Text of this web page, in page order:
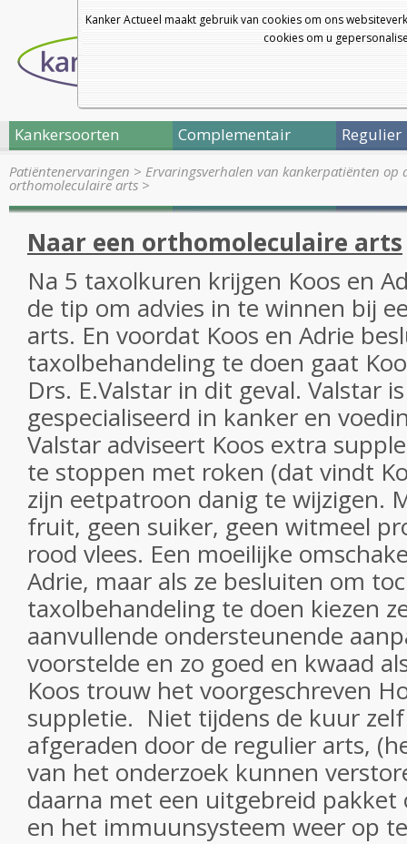
Kanker Actueel maakt gebruik van cookies om ons
cookies om u
Kankersoorten Complementair Regulier
Patiëntenervaringen > Ervaringsverhalen van kankerpatiënten op
orthomoleculaire arts >
Naar een orthomoleculaire arts
Na 5 taxolkuren krijgen Koos en
de tip om advies in te winnen bij
arts. En voordat Koos en Adrie
taxolbehandeling te doen gaat
Drs. E.Valstar in dit geval. Valstar
gespecialiseerd in kanker en
Valstar adviseert Koos extra
te stoppen met roken (dat vindt
zijn eetpatroon danig te wijzigen.
fruit, geen suiker, geen witmeel
rood vlees. Een moeilijke
Adrie, maar als ze besluiten om
taxolbehandeling te doen kiezen
aanvullende ondersteunende
voorstelde en zo goed en kwaad
Koos trouw het voorgeschreven
suppletie. Niet tijdens de kuur
afgeraden door de regulier arts,
van het onderzoek kunnen
daarna met een uitgebreid pakket
en het immuunsysteem weer op